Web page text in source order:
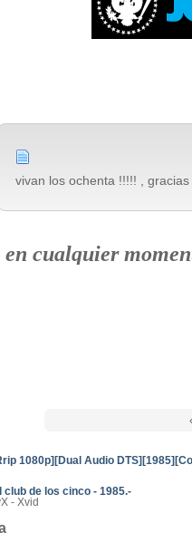
vivan los ochenta !!!!! ,
en cualquier
1080p][Dual Audio
de los cinco - 1985.-
- Xvid